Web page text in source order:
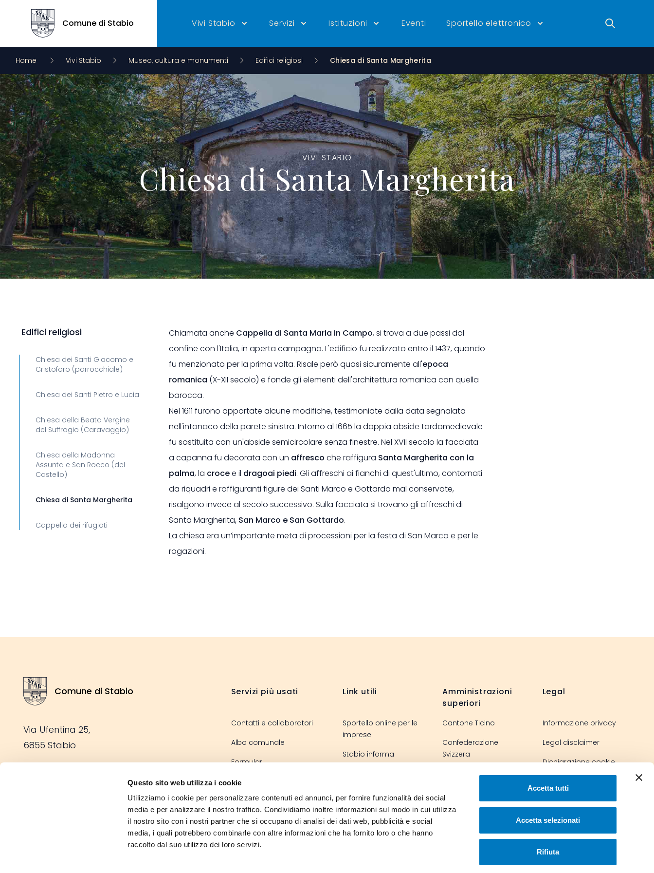
Questo sito web utilizza i cookie
Utilizziamo i cookie per personalizzare contenuti ed annunci, per fornire funzionalità dei social
media e per analizzare il nostro traffico. Condividiamo inoltre informazioni sul modo in cui utilizza
il nostro sito con i nostri partner che si occupano di analisi dei dati web, pubblicità e social
media, i quali potrebbero combinarle con altre informazioni che ha fornito loro o che hanno
raccolto dal suo utilizzo dei loro servizi.
Accetta tutti
Accetta selezionati
Rifiuta
Comune di Stabio
Comune di Stabio Vivi Stabio Servizi Istituzioni Eventi Sportello elettronico Ricerca
Home Vivi Stabio Museo, cultura e monumenti Edifici religiosi Chiesa di Santa Margherita
VIVI STABIO
Chiesa di Santa Margherita
Edifici religiosi
Chiesa dei Santi Giacomo e
Cristoforo (parrocchiale)
Chiesa dei Santi Pietro e Lucia
Chiesa della Beata Vergine
del Suffragio (Caravaggio)
Chiesa della Madonna
Assunta e San Rocco (del
Castello)
Chiesa di Santa Margherita
Cappella dei rifugiati
Chiamata anche Cappella di Santa Maria in Campo, si trova a due passi dal
confine con l'Italia, in aperta campagna. L'edificio fu realizzato entro il 1437, quando
fu menzionato per la prima volta. Risale però quasi sicuramente all'epoca
romanica (X-XII secolo) e fonde gli elementi dell'architettura romanica con quella
barocca.
Nel 1611 furono apportate alcune modifiche, testimoniate dalla data segnalata
nell'intonaco della parete sinistra. Intorno al 1665 la doppia abside tardomedievale
fu sostituita con un'abside semicircolare senza finestre. Nel XVII secolo la facciata
a capanna fu decorata con un affresco che raffigura Santa Margherita con la
palma, la crocee il dragoai piedi. Gli affreschi ai fianchi di quest'ultimo, contornati
da riquadri e raffiguranti figure dei Santi Marco e Gottardo mal conservate,
risalgono invece al secolo successivo. Sulla facciata si trovano gli affreschi di
Santa Margherita, San Marco e San Gottardo.
La chiesa era un’importante meta di processioni per la festa di San Marco e per le
rogazioni.
Stemma Comune di Stabio
Comune di Stabio
Via Ufentina 25,
6855 Stabio
Scarica l'app del Comune
Servizi più usati
Contatti e collaboratori
Albo comunale
Formulari
Regolamenti
Ordinanze
Link utili
Sportello online per le
imprese
Stabio informa
La vita in Svizzera
Amministrazioni
superiori
Cantone Ticino
Confederazione
Svizzera
Parlamento svizzero
Legal
Informazione privacy
Legal disclaimer
Dichiarazione cookie